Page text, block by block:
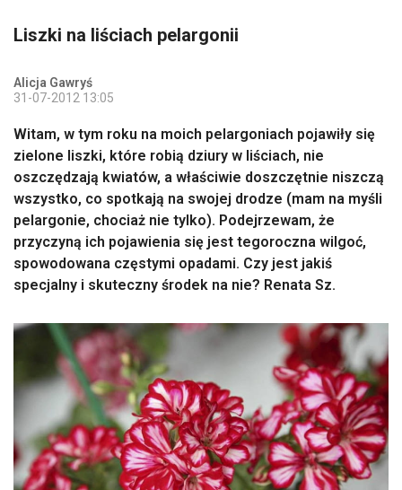
Liszki na liściach pelargonii
Alicja Gawryś
31-07-2012 13:05
Witam, w tym roku na moich pelargoniach pojawiły się
zielone liszki, które robią dziury w liściach, nie
oszczędzają kwiatów, a właściwie doszczętnie niszczą
wszystko, co spotkają na swojej drodze (mam na myśli
pelargonie, chociaż nie tylko). Podejrzewam, że
przyczyną ich pojawienia się jest tegoroczna wilgoć,
spowodowana częstymi opadami. Czy jest jakiś
specjalny i skuteczny środek na nie? Renata Sz.